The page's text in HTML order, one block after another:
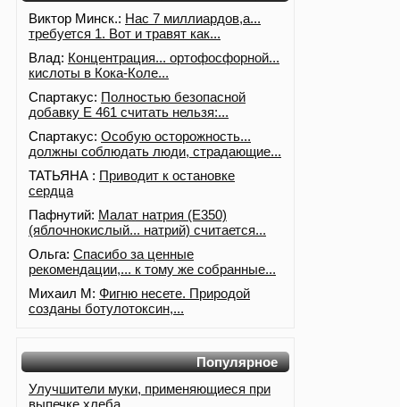
Виктор Минск.: Нас 7 миллиардов,а...
требуется 1. Вот и травят как...
Влад: Концентрация... ортофосфорной...
кислоты в Кока-Коле...
Спартакус: Полностью безопасной
добавку Е 461 считать нельзя:...
Спартакус: Особую осторожность...
должны соблюдать люди, страдающие...
ТАТЬЯНА : Приводит к остановке
сердца
Пафнутий: Малат натрия (E350)
(яблочнокислый... натрий) считается...
Ольга: Спасибо за ценные
рекомендации,... к тому же собранные...
Михаил М: Фигню несете. Природой
созданы ботулотоксин,...
Популярное
Улучшители муки, применяющиеся при
выпечке хлеба